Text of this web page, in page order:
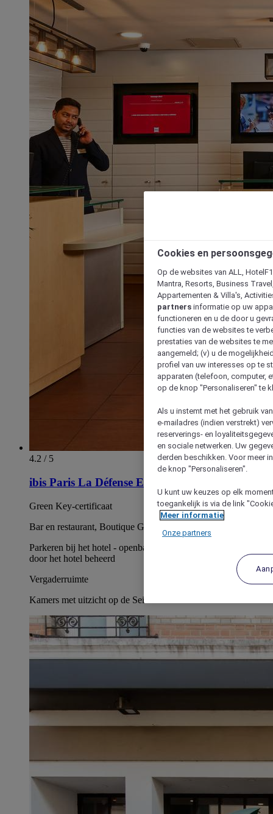
4.2 / 5
ibis Paris La Défense Esplanade
Green Key-certificaat
Bar en restaurant, Boutique Gourmande 24/7
Parkeren bij het hotel - openbare betaalde parkeerplaats niet
door het hotel beheerd
Vergaderruimte
Kamers met uitzicht op de Seine
Cookies en
Op de websites van ALL,
Mantra, Resorts, Business
Appartementen & Villa's,
partners informatie op uw
functioneren en u de door u
functies van de websites te
prestaties van de websites te
aangemeld; (v) u de
profiel van uw interesses op te
apparaten (telefoon, computer,
op de knop "Personaliseren" te
Als u instemt met het gebruik
e-mailadres (indien verstrekt)
reserverings- en
en sociale netwerken. Uw
derden beschikken. Voor meer
de knop "Personaliseren".
U kunt uw keuzes op elk
toegankelijk is via de link
Meer informatie
Onze partners